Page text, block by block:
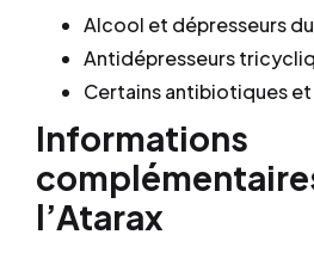
Alcool et dépresseurs du
Antidépresseurs
Certains antibiotiques
Informations
l’Atarax